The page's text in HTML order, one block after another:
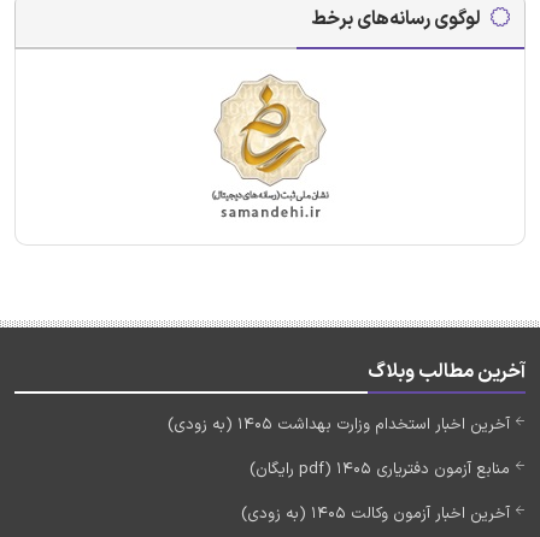
لوگوی رسانه‌های برخط
آخرین مطالب وبلاگ
آخرین اخبار استخدام وزارت بهداشت 1405 (به زودی)
منابع آزمون دفتریاری 1405 (pdf رایگان)
آخرین اخبار آزمون وکالت 1405 (به زودی)